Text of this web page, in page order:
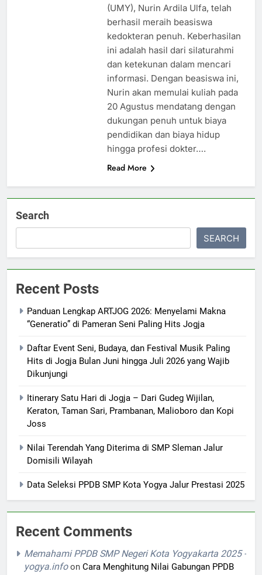
(UMY), Nurin Ardila Ulfa, telah
berhasil meraih beasiswa
kedokteran penuh. Keberhasilan
ini adalah hasil dari silaturahmi
dan ketekunan dalam mencari
informasi. Dengan beasiswa ini,
Nurin akan memulai kuliah pada
20 Agustus mendatang dengan
dukungan penuh untuk biaya
pendidikan dan biaya hidup
hingga profesi dokter….
Read More
Search
SEARCH
Recent Posts
Panduan Lengkap ARTJOG 2026: Menyelami Makna
“Generatio” di Pameran Seni Paling Hits Jogja
Daftar Event Seni, Budaya, dan Festival Musik Paling
Hits di Jogja Bulan Juni hingga Juli 2026 yang Wajib
Dikunjungi
Itinerary Satu Hari di Jogja – Dari Gudeg Wijilan,
Keraton, Taman Sari, Prambanan, Malioboro dan Kopi
Joss
Nilai Terendah Yang Diterima di SMP Sleman Jalur
Domisili Wilayah
Data Seleksi PPDB SMP Kota Yogya Jalur Prestasi 2025
Recent Comments
Memahami PPDB SMP Negeri Kota Yogyakarta 2025 -
yogya.infoon Cara Menghitung Nilai Gabungan PPDB